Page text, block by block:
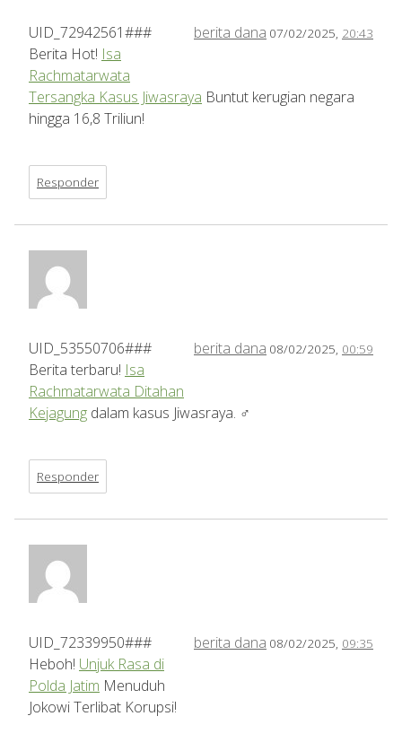
berita dana 07/02/2025, 20:43
UID_72942561###
Berita Hot! Isa
Rachmatarwata
Tersangka Kasus Jiwasraya Buntut kerugian negara
hingga 16,8 Triliun!
Responder
berita dana 08/02/2025, 00:59
UID_53550706###
Berita terbaru! Isa
Rachmatarwata Ditahan
Kejagung dalam kasus Jiwasraya. ‍♂️
Responder
berita dana 08/02/2025, 09:35
UID_72339950###
Heboh! Unjuk Rasa di
Polda Jatim Menuduh
Jokowi Terlibat Korupsi!